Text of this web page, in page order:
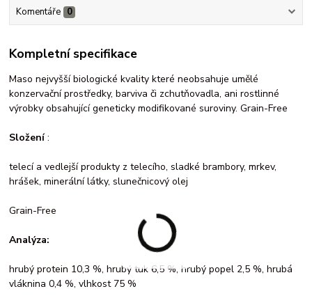
Komentáře 0
Kompletní specifikace
Maso nejvyšší biologické kvality které neobsahuje umělé
konzervační prostředky, barviva či zchutňovadla, ani rostlinné
výrobky obsahující geneticky modifikované suroviny. Grain-Free
Složení:
telecí a vedlejší produkty z telecího, sladké brambory, mrkev,
hrášek, minerální látky, slunečnicový olej
Grain-Free
Analýza:
hrubý protein 10,3 %, hrubý tuk 6,5 %, hrubý popel 2,5 %, hrubá
vláknina 0,4 %, vlhkost 75 %